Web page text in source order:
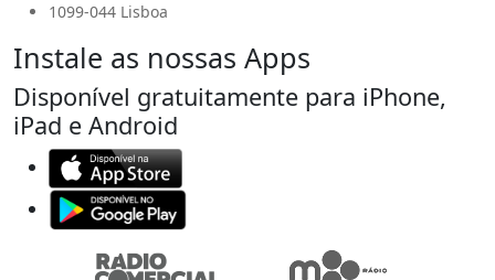
1099-044 Lisboa
Instale as nossas Apps
Disponível gratuitamente para iPhone,
iPad e Android